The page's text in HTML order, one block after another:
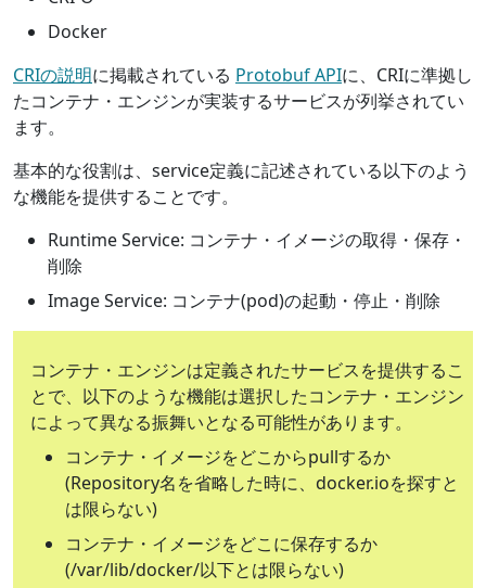
Docker
CRIの説明に掲載されている Protobuf APIに、CRIに準拠し
たコンテナ・エンジンが実装するサービスが列挙されてい
ます。
基本的な役割は、service定義に記述されている以下のよう
な機能を提供することです。
Runtime Service: コンテナ・イメージの取得・保存・
削除
Image Service: コンテナ(pod)の起動・停止・削除
コンテナ・エンジンは定義されたサービスを提供するこ
とで、以下のような機能は選択したコンテナ・エンジン
によって異なる振舞いとなる可能性があります。
コンテナ・イメージをどこからpullするか
(Repository名を省略した時に、docker.ioを探すと
は限らない)
コンテナ・イメージをどこに保存するか
(/var/lib/docker/以下とは限らない)